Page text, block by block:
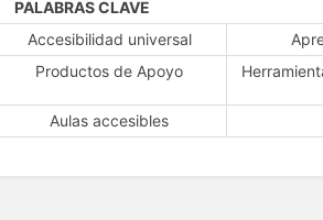
PALABRAS CLAVE
Accesibilidad universal
Productos de Apoyo
Aulas accesibles